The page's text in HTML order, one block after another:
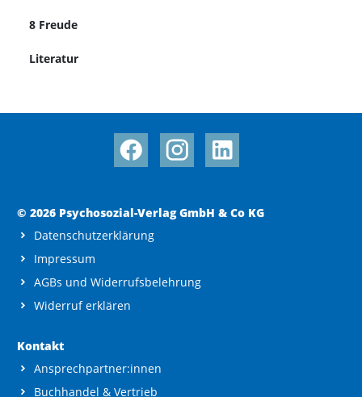
8 Freude
Literatur
© 2026 Psychosozial-Verlag GmbH & Co KG
Datenschutzerklärung
Impressum
AGBs und Widerrufsbelehrung
Widerruf erklären
Kontakt
Ansprechpartner:innen
Buchhandel & Vertrieb